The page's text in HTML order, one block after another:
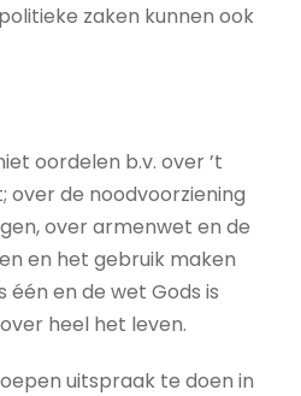
zaken kunnen ook
oordelen b.v. over ’t
de noodvoorziening
over armenwet en de
en het gebruik maken
één en de wet Gods is
heel het leven.
uitspraak te doen in